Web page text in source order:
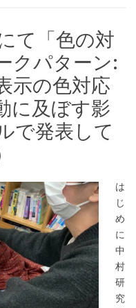
て「色の対
クパターン:
示の色対応
に及ぼす影
で発表して
は
じ
め
に
中
村
研
究